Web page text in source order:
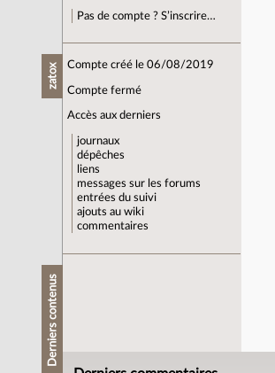
Pas de compte ? S’inscrire…
zatox Compte créé le 06/08/2019
Compte fermé
Accès aux derniers
journaux
dépêches
liens
messages sur les forums
entrées du suivi
ajouts au wiki
commentaires
Derniers contenus